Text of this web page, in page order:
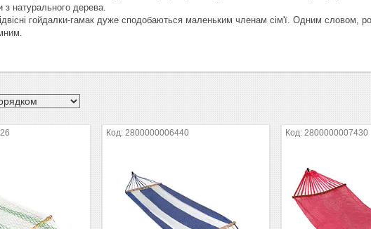
з натурального дерева.
гойдалки-гамак дуже сподобаються маленьким членам сім'ї. Одним словом,
2800000006440 2800000007430